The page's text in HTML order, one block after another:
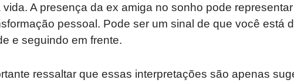
vida. A presença da ex amiga no sonho pode
pessoal. Pode ser um sinal de que você está
e seguindo em frente.
ressaltar que essas interpretações são apenas